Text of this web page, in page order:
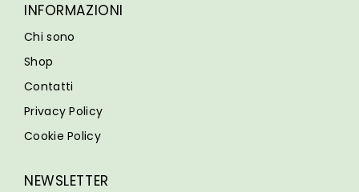
INFORMAZIONI
Chi sono
Shop
Contatti
Privacy Policy
Cookie Policy
NEWSLETTER